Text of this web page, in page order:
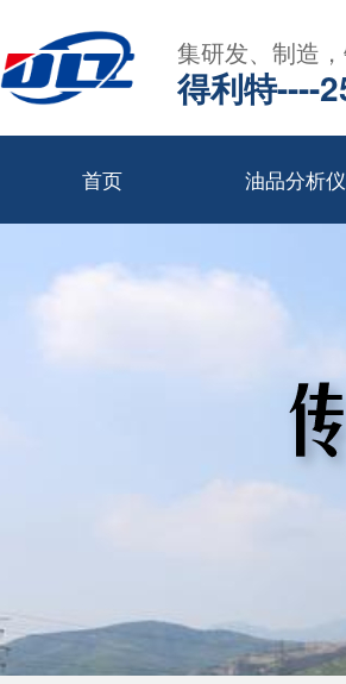
集研发、制造
得利特----
首页 油品分析